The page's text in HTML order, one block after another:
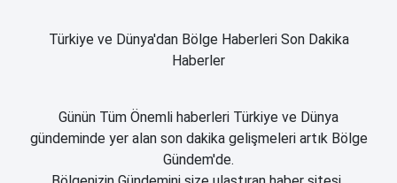
Türkiye ve Dünya'dan Bölge Haberleri Son Dakika
Haberler
Günün Tüm Önemli haberleri Türkiye ve Dünya
gündeminde yer alan son dakika gelişmeleri artık Bölge
Gündem'de.